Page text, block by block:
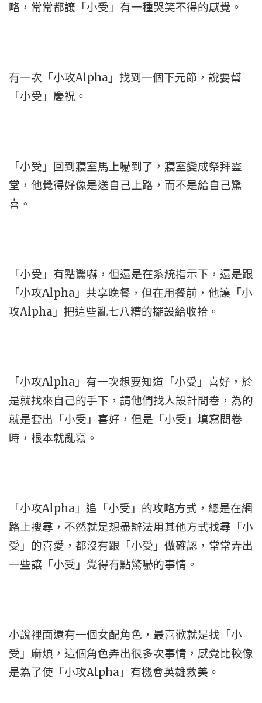
略，常常都讓「小受」有一種哭笑不得的感覺。
有一次「小攻Alpha」找到一個下元節，說要幫
「小受」慶祝。
「小受」回到寢室馬上嚇到了，寢室變成祭拜靈
堂，他覺得好像是送自己上路，而不是給自己驚
喜。
「小受」有點驚嚇，但還是在系統指示下，還是跟
「小攻Alpha」共享晚餐，但在用餐前，他讓「小
攻Alpha」把這些亂七八糟的擺設給收拾。
「小攻Alpha」有一次想要知道「小受」喜好，於
是就找來自己的手下，請他們找人設計問卷，為的
就是套出「小受」喜好，但是「小受」填寫問卷
時，根本就亂寫。
「小攻Alpha」追「小受」的攻略方式，總是在網
路上搜尋，不然就是想盡辦法用其他方式找尋「小
受」的喜愛，都沒有跟「小受」做確認，常常弄出
一些讓「小受」覺得有點驚嚇的事情。
小說裡面還有一個女配角色，最喜歡就是找「小
受」麻煩，這個角色弄出很多次事情，感覺比較像
是為了使「小攻Alpha」有機會英雄救美。